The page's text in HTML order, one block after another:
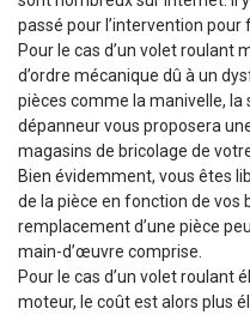
passé pour l’intervention
Pour le cas d’un volet roulant
d’ordre mécanique dû à un
pièces comme la manivelle, la
dépanneur vous proposera
magasins de bricolage de
Bien évidemment, vous êtes
de la pièce en fonction de vos
remplacement d’une pièce
main-d’œuvre comprise.
Pour le cas d’un volet roulant
moteur, le coût est alors plus